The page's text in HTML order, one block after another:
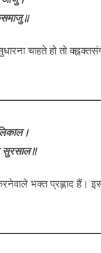
चाहते हो तो
सुरसाल॥
भक्त प्रह्लाद हैं।